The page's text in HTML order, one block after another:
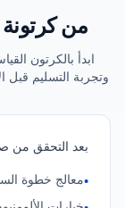
من
ابدأ بالكرتون
وتجربة التسليم قبل
بعد التحقق من
•معالج خطوة